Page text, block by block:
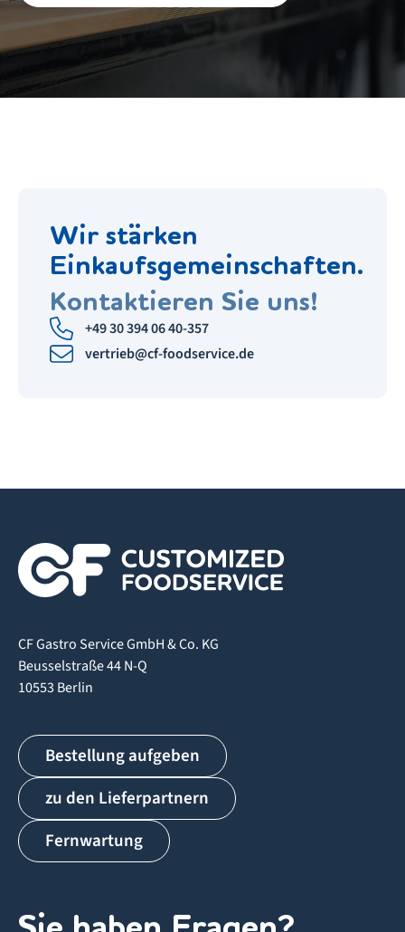
Wir stärken
Einkaufsgemeinschaften.
Kontaktieren Sie uns!
+49 30 394 06 40-357
vertrieb@cf-foodservice.de
CF Gastro Service GmbH & Co. KG
Beusselstraße 44 N-Q
10553 Berlin
Bestellung aufgeben
zu den Lieferpartnern
Fernwartung